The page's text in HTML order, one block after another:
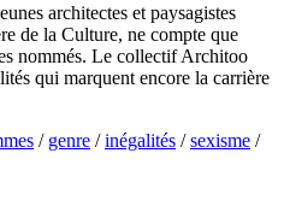
architectes et paysagistes
de la Culture, ne compte que
nommés. Le collectif Architoo
qui marquent encore la carrière
/ genre /inégalités /sexisme /